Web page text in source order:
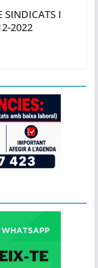
SINDICATS I
2022